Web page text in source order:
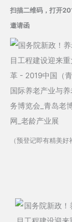
扫描二维码，打开
邀请函
（预登记即有精美